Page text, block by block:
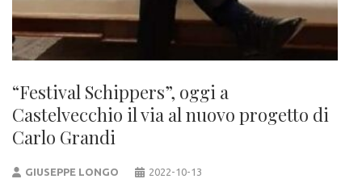
“Festival Schippers”, oggi a
Castelvecchio il via al nuovo progetto di
Carlo Grandi
GIUSEPPE LONGO 2022-10-13